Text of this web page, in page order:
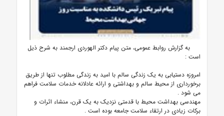
به گزارش روابط عمومی، متن پیام دکتر الهوردی ارجمند به شرح ذیل
است :
امروزه دستیابی به یک زندگی سالم با امید به زندگی مطلوب تنها از طریق
برخورداری از محیط سالم و بهداشتی و ارائه عادلانه خدمات سلامت فراهم
می شود .
مهندسی بهداشت محیط با قدمتی نزدیک به یک قرن، منشاء اثرات و
برکات زیادی در ارتقاء سلامت جامعه بوده است .